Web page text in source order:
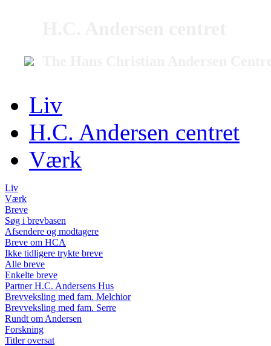
Liv
H.C. Andersen centret
Værk
Liv
Værk
Breve
Søg i brevbasen
Afsendere og modtagere
Breve om HCA
Ikke tidligere trykte breve
Alle breve
Enkelte breve
Partner H.C. Andersens Hus
Brevveksling med fam. Melchior
Brevveksling med fam. Serre
Rundt om Andersen
Forskning
Titler oversat